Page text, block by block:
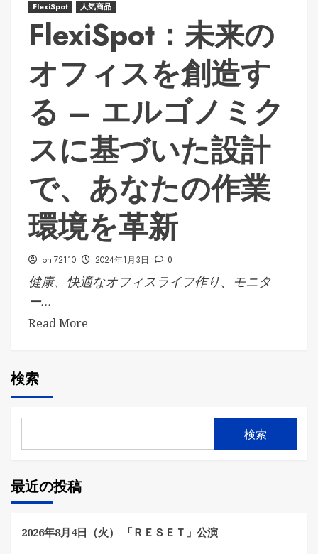
FlexiSpot 人気商品
FlexiSpot：未来の
オフィスを創造す
る – エルゴノミク
スに基づいた設計
で、あなたの作業
環境を革新
phi72110 2024年1月3日 0
健康、快適なオフィスライフ作り、モニタ
ー...
Read More
検索
検索
最近の投稿
2026年8月4日（火） 「ＲＥＳＥＴ」公演